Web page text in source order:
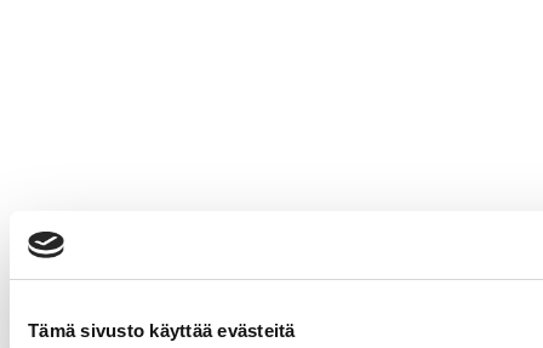
Tämä sivusto käyttää evästeitä